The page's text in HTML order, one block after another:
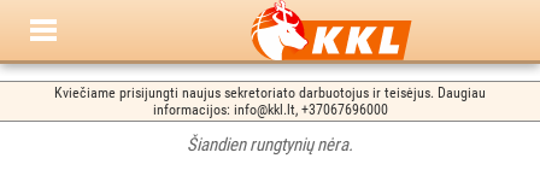
Kviečiame prisijungti naujus sekretoriato darbuotojus ir teisėjus. Daugiau
informacijos: info@kkl.lt, +37067696000
Šiandien rungtynių nėra.